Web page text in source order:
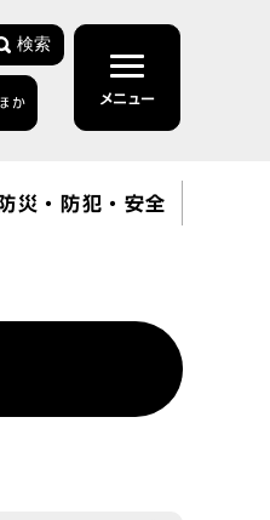
検索
か メニュー
防災・防犯・安全